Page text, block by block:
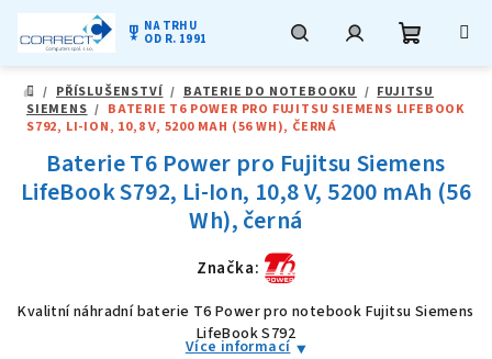
obsah
military_tech NA TRHU
OD R. 1991
DOMŮ
/ PŘÍSLUŠENSTVÍ / BATERIE DO NOTEBOOKU / FUJITSU
SIEMENS / BATERIE T6 POWER PRO FUJITSU SIEMENS LIFEBOOK
S792, LI-ION, 10,8 V, 5200 MAH (56 WH), ČERNÁ
Baterie T6 Power pro Fujitsu Siemens
LifeBook S792, Li-Ion, 10,8 V, 5200 mAh (56
Wh), černá
Značka:
Kvalitní náhradní baterie T6 Power pro notebook Fujitsu Siemens
LifeBook S792
Více informací